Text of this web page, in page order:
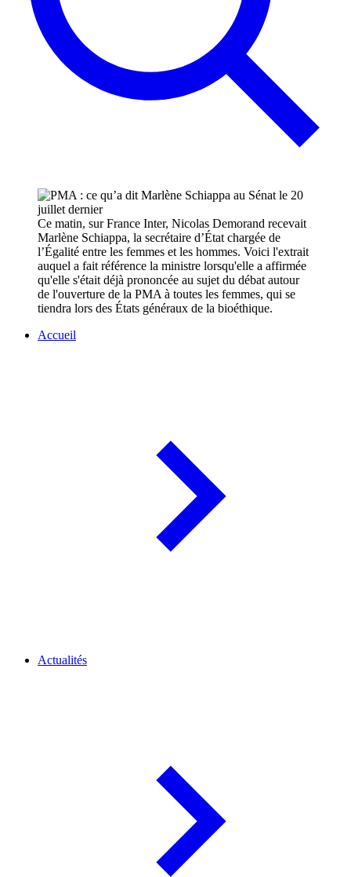
Ce matin, sur France Inter, Nicolas Demorand recevait
Marlène Schiappa, la secrétaire d’État chargée de
l’Égalité entre les femmes et les hommes. Voici l'extrait
auquel a fait référence la ministre lorsqu'elle a affirmée
qu'elle s'était déjà prononcée au sujet du débat autour
de l'ouverture de la PMA à toutes les femmes, qui se
tiendra lors des États généraux de la bioéthique.
Accueil
Actualités